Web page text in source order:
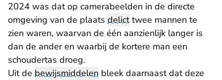
2024 was dat op camerabeelden in de directe
omgeving van de plaats delicttwee mannen te
zien waren, waarvan de één aanzienlijk langer is
dan de ander en waarbij de kortere man een
schoudertas droeg.
Uit de bewijsmiddelen bleek daarnaast dat deze